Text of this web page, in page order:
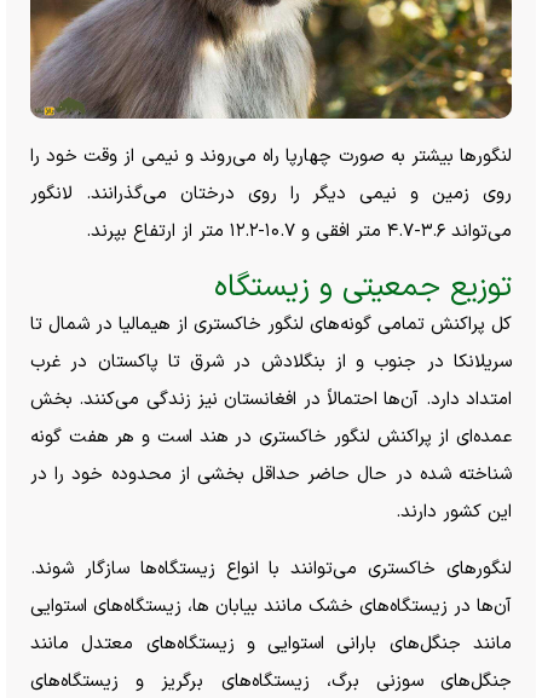
لنگور‌ها بیشتر به صورت چهارپا راه می‌روند و نیمی از وقت خود را
روی زمین و نیمی دیگر را روی درختان می‌گذرانند. لانگور
می‌تواند ۳.۶-۴.۷ متر افقی و ۱۰.۷-۱۲.۲ متر از ارتفاع بپرند.
توزیع جمعیتی و زیستگاه
کل پراکنش تمامی گونه‌های لنگور خاکستری از هیمالیا در شمال تا
سریلانکا در جنوب و از بنگلادش در شرق تا پاکستان در غرب
امتداد دارد. آن‌ها احتمالاً در افغانستان نیز زندگی می‌کنند. بخش
عمده‌ای از پراکنش لنگور خاکستری در هند است و هر هفت گونه
شناخته شده در حال حاضر حداقل بخشی از محدوده خود را در
این کشور دارند.
لنگور‌های خاکستری می‌توانند با انواع زیستگاه‌ها سازگار شوند.
آن‌ها در زیستگاه‌های خشک مانند بیابان ها، زیستگاه‌های استوایی
مانند جنگل‌های بارانی استوایی و زیستگاه‌های معتدل مانند
جنگل‌های سوزنی برگ، زیستگاه‌های برگریز و زیستگاه‌های